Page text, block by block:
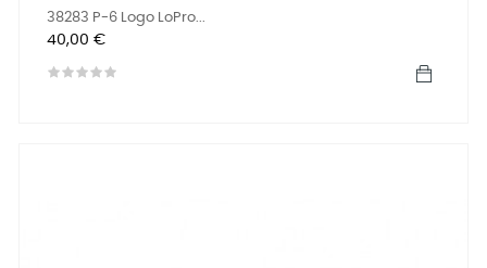
38283 P-6 Logo LoPro...
Preis
40,00 €